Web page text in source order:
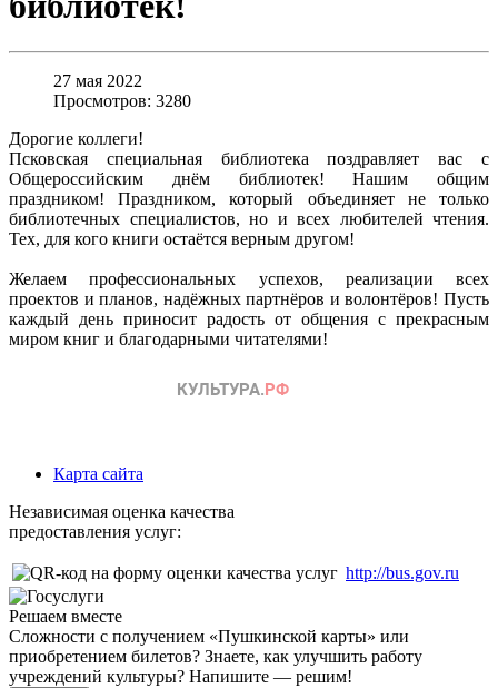
27 мая 2022
Просмотров: 3280
Дорогие коллеги!
Псковская специальная библиотека поздравляет вас с
Общероссийским днём библиотек! Нашим общим
праздником! Праздником, который объединяет не только
библиотечных специалистов, но и всех любителей чтения.
Тех, для кого книги остаётся верным другом!
Желаем профессиональных успехов, реализации всех
проектов и планов, надёжных партнёров и волонтёров! Пусть
каждый день приносит радость от общения с прекрасным
миром книг и благодарными читателями!
Карта сайта
Независимая оценка качества
предоставления услуг:
http://bus.gov.ru
Решаем вместе
Сложности с получением «Пушкинской карты» или
приобретением билетов? Знаете, как улучшить работу
учреждений культуры? Напишите — решим!